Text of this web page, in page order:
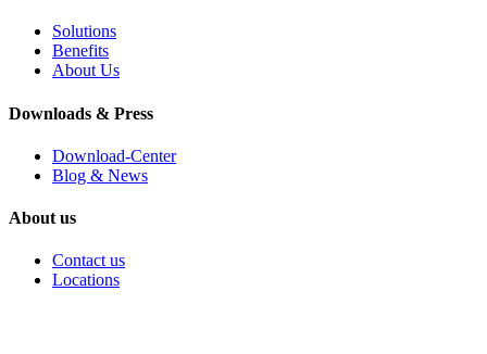
Solutions
Benefits
About Us
Downloads & Press
Download-Center
Blog & News
About us
Contact us
Locations